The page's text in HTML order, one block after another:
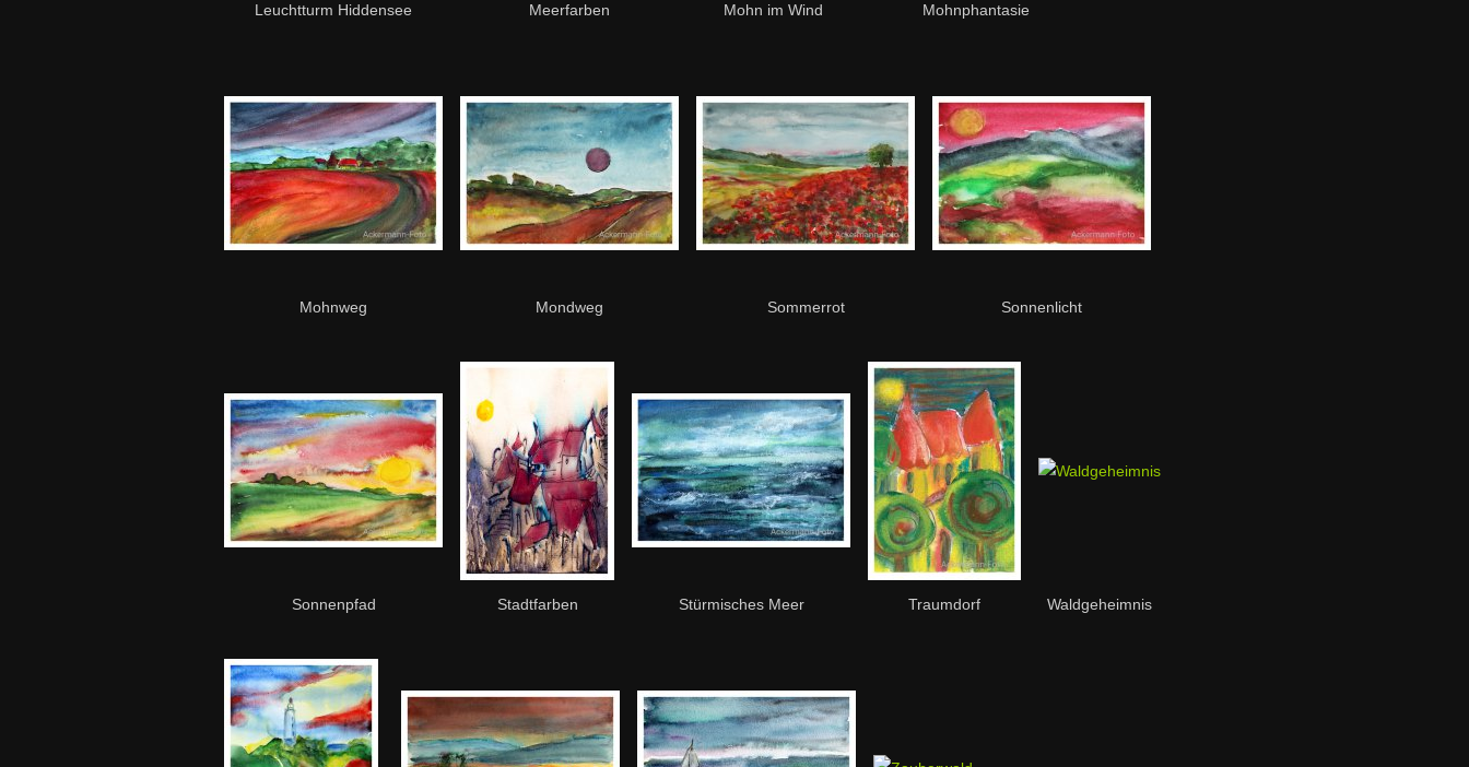
Leuchtturm Hiddensee Meerfarben Mohn im Wind Mohnphantasie
Mohnweg Mondweg Sommerrot Sonnenlicht
Sonnenpfad Stadtfarben Stürmisches Meer Traumdorf Waldgeheimnis